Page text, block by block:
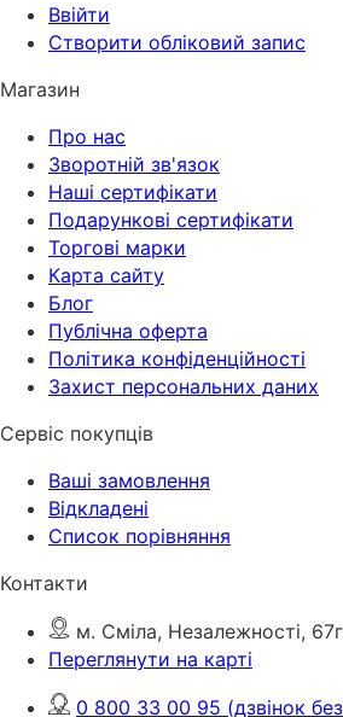
Ввійти
Створити обліковий запис
Магазин
Про нас
Зворотній зв'язок
Наші сертифікати
Подарункові сертифікати
Торгові марки
Карта сайту
Блог
Публічна оферта
Політика конфіденційності
Захист персональних даних
Сервіс покупців
Ваші замовлення
Відкладені
Список порівняння
Контакти
м. Сміла, Незалежності,
Переглянути на карті
0 800 33 00 95 (дзвінок